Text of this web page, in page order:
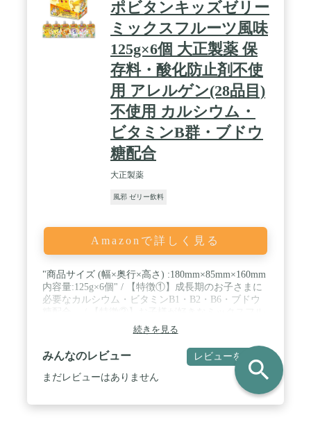
ポビタンキッズゼリー
ミックスフルーツ風味
125g×6個 大正製薬 保
存料・酸化防止剤不使
用 アレルゲン(28品目)
不使用 カルシウム・
ビタミンB群・ブドウ
糖配合
大正製薬
風邪 ゼリー飲料
Amazonで詳しく見る
"商品サイズ (幅×奥行×高さ) :180mm×85mm×160mm
内容量:125g×6個" / 【特徴①】成長期のお子さまに
必要なカルシウム・ビタミンB1・B2・B6・ブドウ
ーツ風味 / 【特徴③】夏場のお子さまの熱中症対策
にも。凍らせてもおいしくお召し上がりいただけま
す。 / 【特徴④】集めたくなるポケモンパッケージ
デザイン全6種類*。 *6種類のデザインが全て入っ
ているとは限りません。 / 【特徴④】集めたくなる
ポケモンパッケージデザイン全6種類*。 *6種類の
デザインが全て入っているとは限りません。 / 【特
続きを見る
みんなのレビュー レビューを書く
まだレビューはありません search